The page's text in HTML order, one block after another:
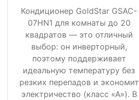
Кондиционер GoldStar GSAC-
07HN1 для комнаты до 20
квадратов — это отличный
выбор: он инверторный,
поэтому поддерживает
идеальную температуру без
резких перепадов и экономит
электричество (класс «А»). В